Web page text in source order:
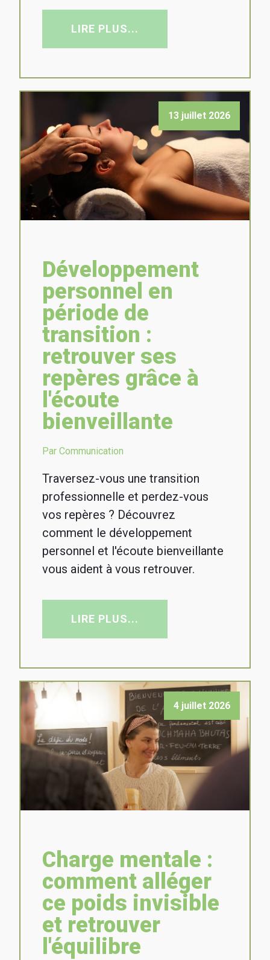
LIRE PLUS...
13 juillet 2026
Développement
personnel en
période de
transition :
retrouver ses
repères grâce à
l'écoute
bienveillante
Par Communication
Traversez-vous une transition
professionnelle et perdez-vous
vos repères ? Découvrez
comment le développement
personnel et l'écoute bienveillante
vous aident à vous retrouver.
LIRE PLUS...
4 juillet 2026
Charge mentale :
comment alléger
ce poids invisible
et retrouver
l'équilibre